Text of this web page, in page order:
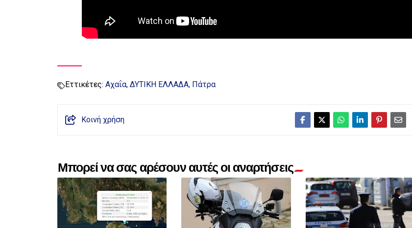
Εττικέτες: Αχαΐα ΔΥΤΙΚΗ ΕΛΛΑΔΑ Πάτρα
Κοινή χρήση
Μπορεί να σας αρέσουν αυτές οι αναρτήσεις